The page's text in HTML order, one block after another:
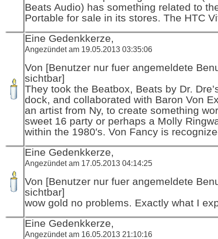
Beats Audio) has something related to
Portable for sale in its stores. The HTC
Eine Gedenkkerze,
Angezündet am 19.05.2013 03:35:06
Von [Benutzer nur fuer angemeldete
sichtbar]
They took the Beatbox, Beats by Dr.
dock, and collaborated with Baron Von
an artist from Ny, to create something
sweet 16 party or perhaps a Molly
within the 1980′s. Von Fancy is
Eine Gedenkkerze,
Angezündet am 17.05.2013 04:14:25
Von [Benutzer nur fuer angemeldete
sichtbar]
wow gold no problems. Exactly what I
Eine Gedenkkerze,
Angezündet am 16.05.2013 21:10:16